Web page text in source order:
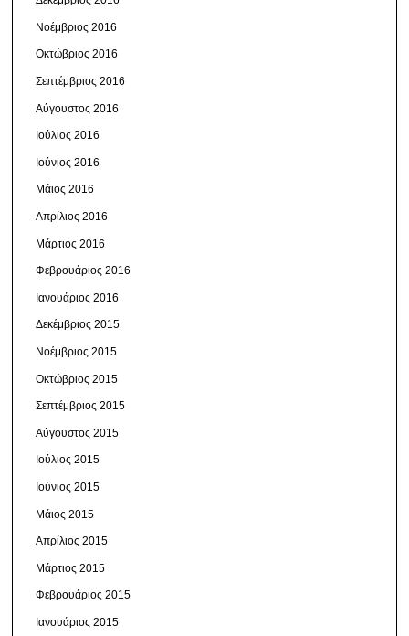
Νοέμβριος 2016
Οκτώβριος 2016
Σεπτέμβριος 2016
Αύγουστος 2016
Ιούλιος 2016
Ιούνιος 2016
Μάιος 2016
Απρίλιος 2016
Μάρτιος 2016
Φεβρουάριος 2016
Ιανουάριος 2016
Δεκέμβριος 2015
Νοέμβριος 2015
Οκτώβριος 2015
Σεπτέμβριος 2015
Αύγουστος 2015
Ιούλιος 2015
Ιούνιος 2015
Μάιος 2015
Απρίλιος 2015
Μάρτιος 2015
Φεβρουάριος 2015
Ιανουάριος 2015